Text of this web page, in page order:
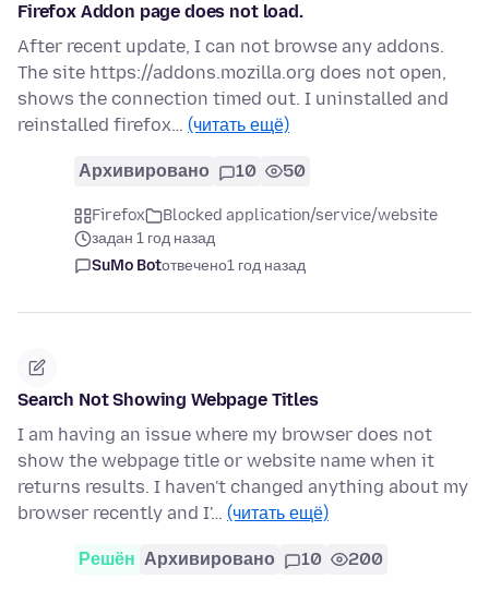
Firefox Addon page does not load.
After recent update, I can not browse any addons.
The site https://addons.mozilla.org does not open,
shows the connection timed out. I uninstalled and
reinstalled firefox… (читать ещё)
Архивировано 10 50
Firefox
Blocked application/service/website
задан 1 год назад
SuMo Botотвечено1 год назад
Search Not Showing Webpage Titles
I am having an issue where my browser does not
show the webpage title or website name when it
returns results. I haven't changed anything about my
browser recently and I'… (читать ещё)
Решён Архивировано 10 200